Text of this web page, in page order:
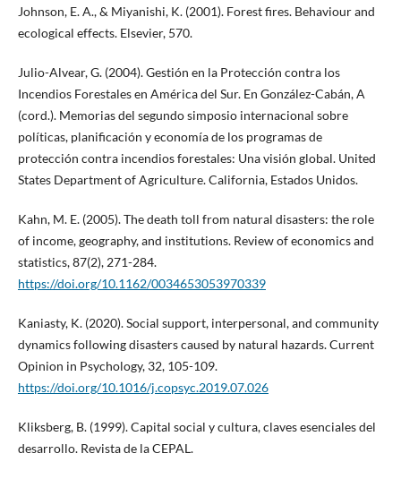
Johnson, E. A., & Miyanishi, K. (2001). Forest fires. Behaviour and
ecological effects. Elsevier, 570.
Julio-Alvear, G. (2004). Gestión en la Protección contra los
Incendios Forestales en América del Sur. En González-Cabán, A
(cord.). Memorias del segundo simposio internacional sobre
políticas, planificación y economía de los programas de
protección contra incendios forestales: Una visión global. United
States Department of Agriculture. California, Estados Unidos.
Kahn, M. E. (2005). The death toll from natural disasters: the role
of income, geography, and institutions. Review of economics and
statistics, 87(2), 271-284.
https://doi.org/10.1162/0034653053970339
Kaniasty, K. (2020). Social support, interpersonal, and community
dynamics following disasters caused by natural hazards. Current
Opinion in Psychology, 32, 105-109.
https://doi.org/10.1016/j.copsyc.2019.07.026
Kliksberg, B. (1999). Capital social y cultura, claves esenciales del
desarrollo. Revista de la CEPAL.